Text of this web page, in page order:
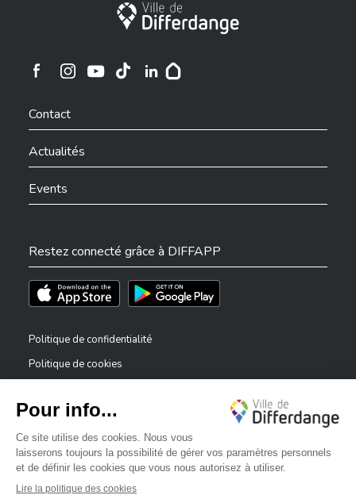
Ville de Differdange
Ville de Differdange sur Instagram
Contact
Actualités
Events
Restez connecté grâce à DIFFAPP
Téléchargez l'app sur l'App StoreTéléchargez l'app sur Play Store
Politique de confidentialité
Politique de cookies
Déclaration d’accessibilité
Dispositif de signalement — lanceurs d’alerte
✕
Bonjour, comment puis-je vous aider ?